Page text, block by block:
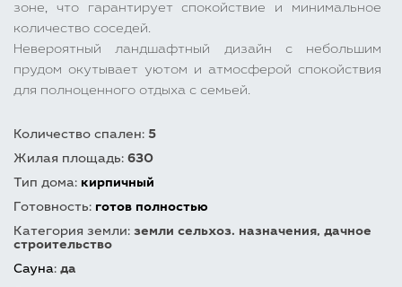
зоне, что гарантирует спокойствие и минимальное
количество соседей.
Невероятный ландшафтный дизайн с небольшим
прудом окутывает уютом и атмосферой спокойствия
для полноценного отдыха с семьей.
Количество спален: 5
Жилая площадь: 630
Тип дома: кирпичный
Готовность: готов полностью
Категория земли: земли сельхоз. назначения, дачное
строительство
Сауна: да